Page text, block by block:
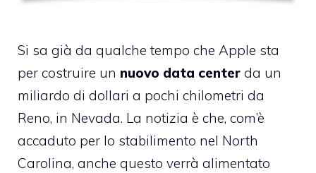
Si sa già da qualche tempo che Apple sta
per costruire un nuovo data center da un
miliardo di dollari a pochi chilometri da
Reno, in Nevada. La notizia è che, com’è
accaduto per lo stabilimento nel North
Carolina, anche questo verrà alimentato